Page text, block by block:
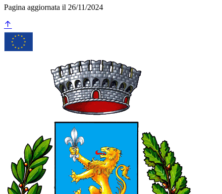
Pagina aggiornata il 26/11/2024